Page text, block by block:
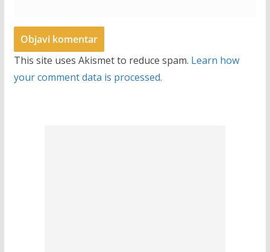
This site uses Akismet to reduce spam. Learn how
your comment data is processed.